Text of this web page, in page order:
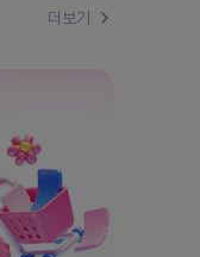
더보기